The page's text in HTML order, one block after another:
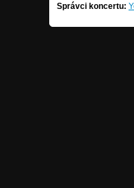
Správci koncertu: